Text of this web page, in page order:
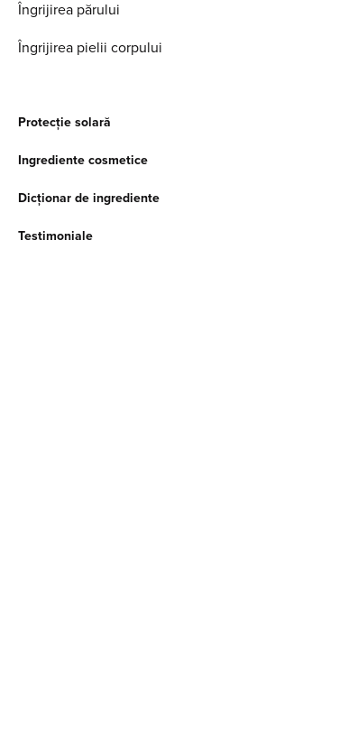
Îngrijirea părului
Îngrijirea pielii corpului
Protecție solară
Ingrediente cosmetice
Dicționar de ingrediente
Testimoniale